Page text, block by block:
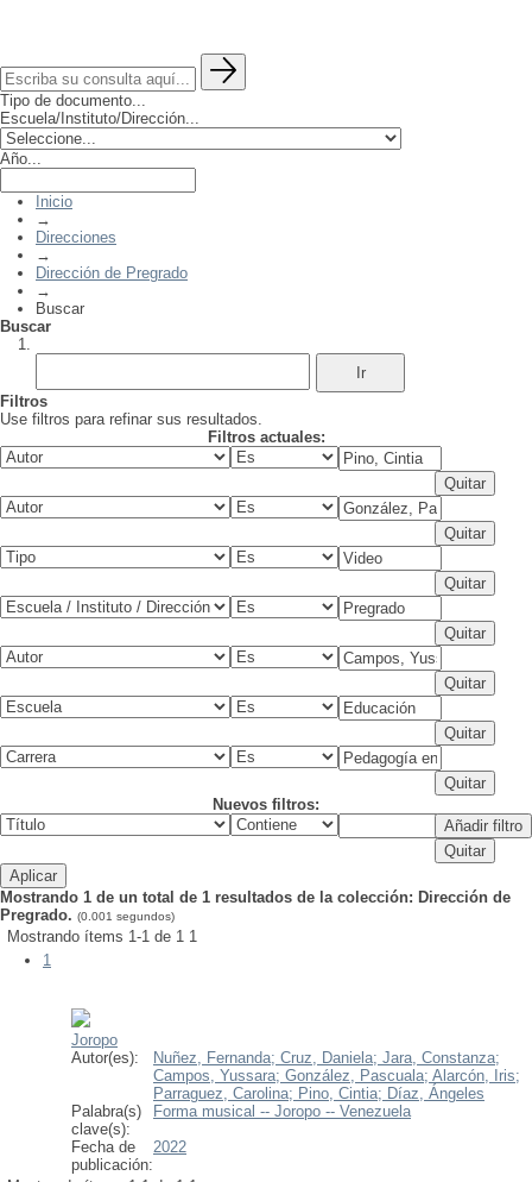
Tipo de documento...
Escuela/Instituto/Dirección...
Año...
Inicio
→
Direcciones
→
Dirección de Pregrado
→
Buscar
Buscar
Filtros
Use filtros para refinar sus resultados.
Filtros actuales:
Nuevos filtros:
Mostrando 1 de un total de 1 resultados de la colección: Dirección de
Pregrado. (0.001 segundos)
Mostrando ítems 1-1 de 1 1
1
Joropo
Autor(es):
Nuñez, Fernanda; Cruz, Daniela; Jara, Constanza;
Campos, Yussara; González, Pascuala; Alarcón, Iris;
Parraguez, Carolina; Pino, Cintia; Díaz, Ángeles
Palabra(s)
clave(s):
Forma musical -- Joropo -- Venezuela
Fecha de
publicación:
2022